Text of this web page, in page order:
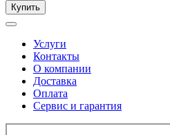
Купить
Услуги
Контакты
О компании
Доставка
Оплата
Сервис и гарантия